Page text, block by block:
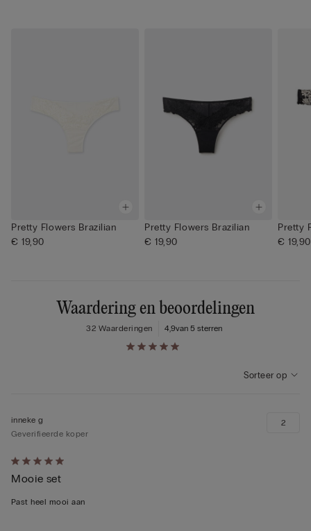
Pretty Flowers Brazilian
€ 19,90
Pretty Flowers Brazilian
€ 19,90
Pretty
€ 19,90
Waardering en beoordelingen
4,9van 5 sterren
32 Waarderingen
Sorteer op
5
op
5
inneke g
Geverifieerde koper
Mooie set
Past heel mooi aan
2